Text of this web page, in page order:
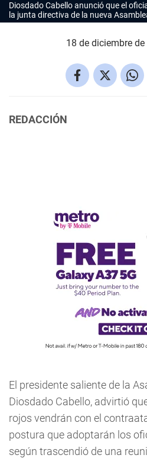
Diosdado Cabello anunció que el
la junta directiva de la nueva
18 de diciembre
REDACCIÓN
El presidente saliente de la
Diosdado Cabello, advirtió
rojos vendrán con el
postura que adoptarán los
según trascendió de una